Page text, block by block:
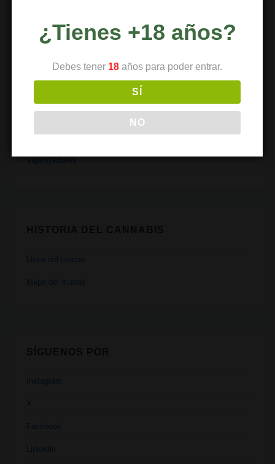
Políticas
Recetas
Religión
Tecnología
Transporte
Linea del tiempo
Mapa del mundo
Instagram
X
Facebook
Linkedin
¿Tienes +18 años?
Debes tener 18 años para poder entrar.
SÍ
NO